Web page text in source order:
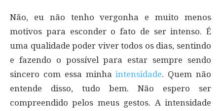
Não, eu não tenho vergonha e muito menos
motivos para esconder o fato de ser intenso. É
uma qualidade poder viver todos os dias, sentindo
e fazendo o possível para estar sempre sendo
sincero com essa minhaintensidade. Quem não
entende disso, tudo bem. Não espero ser
compreendido pelos meus gestos. A intensidade